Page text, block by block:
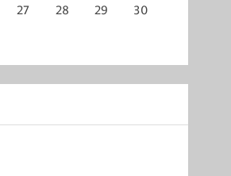
27 28 29
30